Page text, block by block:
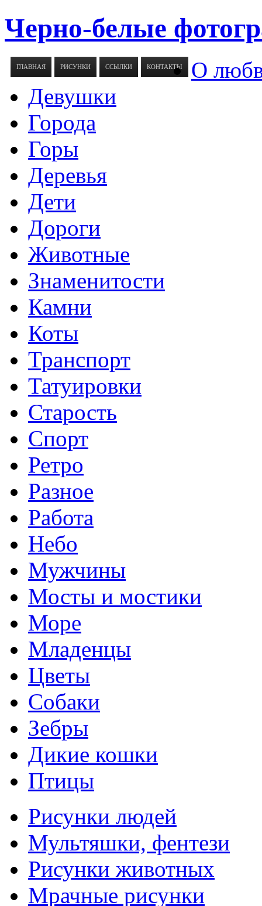
Черно-белые
ГЛАВНАЯ РИСУНКИ ССЫЛКИ КОНТАКТЫ
О
Девушки
Города
Горы
Деревья
Дети
Дороги
Животные
Знаменитости
Камни
Коты
Транспорт
Татуировки
Старость
Спорт
Ретро
Разное
Работа
Небо
Мужчины
Мосты и мостики
Море
Младенцы
Цветы
Собаки
Зебры
Дикие кошки
Птицы
Рисунки людей
Мультяшки, фентези
Рисунки животных
Мрачные рисунки